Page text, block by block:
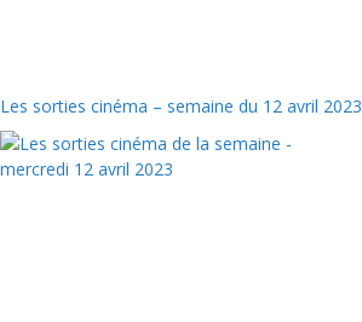
Les sorties cinéma – semaine du 12 avril 2023